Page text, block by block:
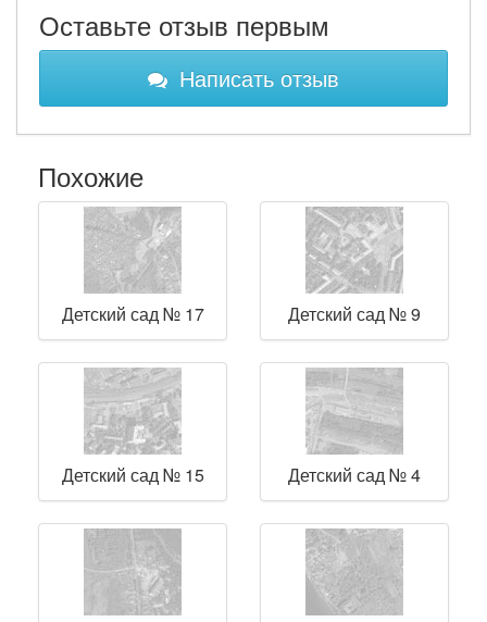
Оставьте отзыв первым
Написать отзыв
Похожие
Детский сад № 17 Детский сад № 9
Детский сад № 15 Детский сад № 4